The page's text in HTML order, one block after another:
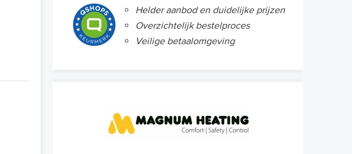
Helder aanbod en duidelijke prijzen
Overzichtelijk bestelproces
Veilige betaalomgeving